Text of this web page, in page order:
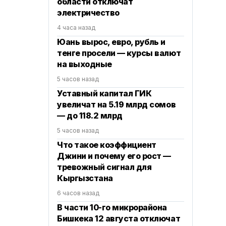
электричество
4 часа назад
Юань вырос, евро, рубль и
тенге просели — курсы валют
на выходные
5 часов назад
Уставный капитал ГИК
увеличат на 5.19 млрд сомов
— до 118.2 млрд
5 часов назад
Что такое коэффициент
Джини и почему его рост —
тревожный сигнал для
Кыргызстана
6 часов назад
В части 10-го микрорайона
Бишкека 12 августа отключат